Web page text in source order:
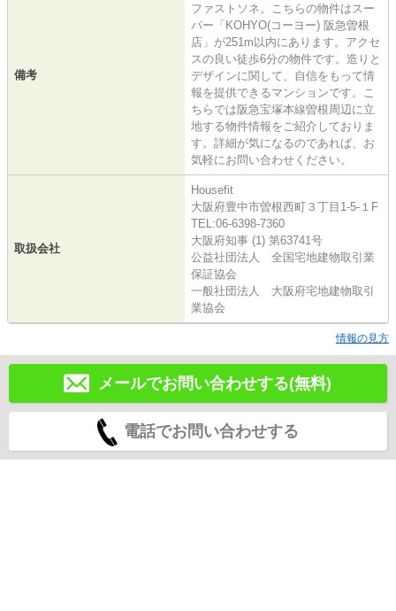
備考
ファストソネ。こちらの物件はスー
パー「KOHYO(コーヨー) 阪急曽根
店」が251m以内にあります。アクセ
スの良い徒歩6分の物件です。造りと
デザインに関して、自信をもって情
報を提供できるマンションです。こ
ちらでは阪急宝塚本線曽根周辺に立
地する物件情報をご紹介しておりま
す。詳細が気になるのであれば、お
気軽にお問い合わせください。
取扱会社
Housefit
大阪府豊中市曽根西町３丁目1-5-１F
TEL:06-6398-7360
大阪府知事 (1) 第63741号
公益社団法人 全国宅地建物取引業
保証協会
一般社団法人 大阪府宅地建物取引
業協会
情報の見方
メールでお問い合わせする(無料)
電話でお問い合わせする